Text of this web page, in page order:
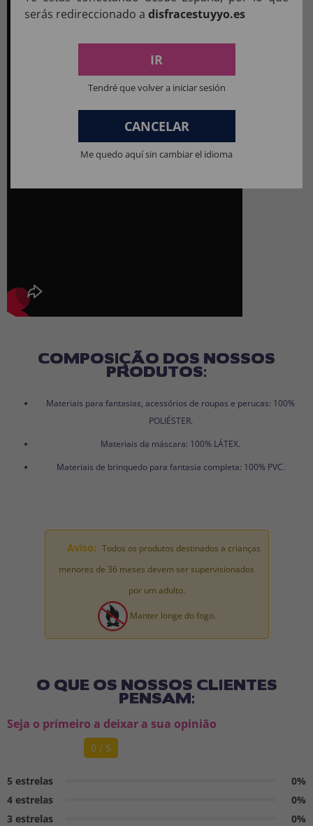
COMPOSIÇÃO DOS NOSSOS
PRODUTOS:
Materiais para fantasias, acessórios de roupas e perucas: 100%
POLIÉSTER.
Materiais da máscara: 100% LÁTEX.
Materiais de brinquedo para fantasia completa: 100% PVC.
Aviso: Todos os produtos destinados a crianças
menores de 36 meses devem ser supervisionados
por um adulto.
Manter longe do fogo.
O QUE OS NOSSOS CLIENTES
PENSAM:
Seja o primeiro a deixar a sua opinião
0 / 5
5 estrelas
0%
4 estrelas
0%
3 estrelas
0%
serás redireccionado a disfracestuyyo.es
IR
Tendré que volver a iniciar sesión
CANCELAR
Me quedo aquí sin cambiar el idioma